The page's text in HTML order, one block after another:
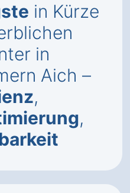
in Kürze
in
Aich –
,
,